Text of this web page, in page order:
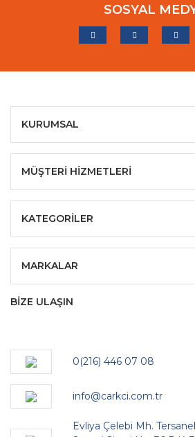
SOSYAL
KURUMSAL
MÜŞTERİ HİZMETLERİ
KATEGORİLER
MARKALAR
BİZE ULAŞIN
0(216) 446 07 08
info@carkci.com.tr
Evliya Çelebi Mh.